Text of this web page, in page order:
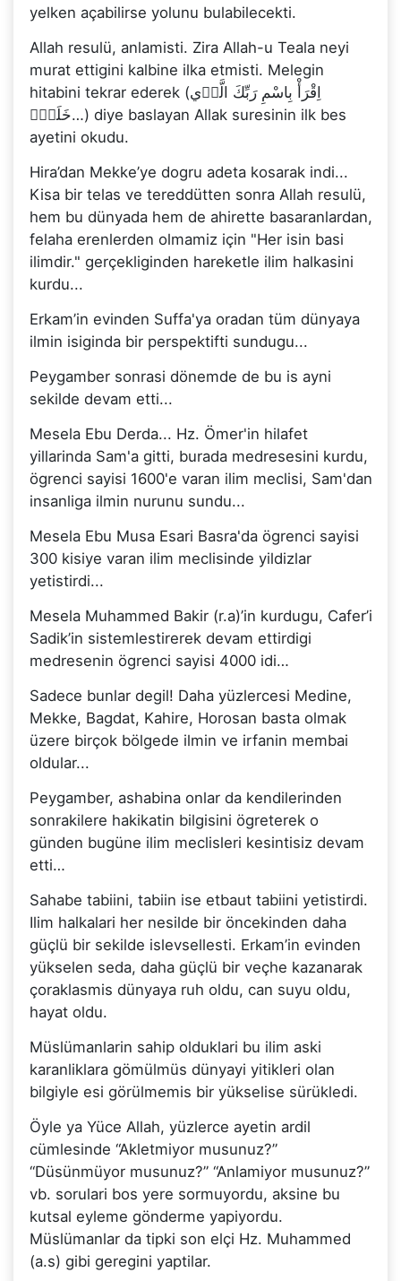
yelken açabilirse yolunu bulabilecekti.
Allah resulü, anlamisti. Zira Allah-u Teala neyi
murat ettigini kalbine ilka etmisti. Melegin
hitabini tekrar ederek (اِقْرَأْ بِاسْمِ رَبِّكَ الَّذٖي
خَلَقَۚ…) diye baslayan Allak suresinin ilk bes
ayetini okudu.
Hira’dan Mekke’ye dogru adeta kosarak indi...
Kisa bir telas ve tereddütten sonra Allah resulü,
hem bu dünyada hem de ahirette basaranlardan,
felaha erenlerden olmamiz için "Her isin basi
ilimdir." gerçekliginden hareketle ilim halkasini
kurdu...
Erkam’in evinden Suffa'ya oradan tüm dünyaya
ilmin isiginda bir perspektifti sundugu...
Peygamber sonrasi dönemde de bu is ayni
sekilde devam etti...
Mesela Ebu Derda... Hz. Ömer'in hilafet
yillarinda Sam'a gitti, burada medresesini kurdu,
ögrenci sayisi 1600'e varan ilim meclisi, Sam'dan
insanliga ilmin nurunu sundu...
Mesela Ebu Musa Esari Basra'da ögrenci sayisi
300 kisiye varan ilim meclisinde yildizlar
yetistirdi...
Mesela Muhammed Bakir (r.a)’in kurdugu, Cafer’i
Sadik’in sistemlestirerek devam ettirdigi
medresenin ögrenci sayisi 4000 idi…
Sadece bunlar degil! Daha yüzlercesi Medine,
Mekke, Bagdat, Kahire, Horosan basta olmak
üzere birçok bölgede ilmin ve irfanin membai
oldular...
Peygamber, ashabina onlar da kendilerinden
sonrakilere hakikatin bilgisini ögreterek o
günden bugüne ilim meclisleri kesintisiz devam
etti…
Sahabe tabiini, tabiin ise etbaut tabiini yetistirdi.
Ilim halkalari her nesilde bir öncekinden daha
güçlü bir sekilde islevsellesti. Erkam’in evinden
yükselen seda, daha güçlü bir veçhe kazanarak
çoraklasmis dünyaya ruh oldu, can suyu oldu,
hayat oldu.
Müslümanlarin sahip olduklari bu ilim aski
karanliklara gömülmüs dünyayi yitikleri olan
bilgiyle esi görülmemis bir yükselise sürükledi.
Öyle ya Yüce Allah, yüzlerce ayetin ardil
cümlesinde “Akletmiyor musunuz?”
“Düsünmüyor musunuz?” “Anlamiyor musunuz?”
vb. sorulari bos yere sormuyordu, aksine bu
kutsal eyleme gönderme yapiyordu.
Müslümanlar da tipki son elçi Hz. Muhammed
(a.s) gibi geregini yaptilar.